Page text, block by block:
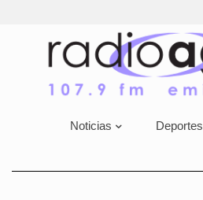
Noticias Deportes